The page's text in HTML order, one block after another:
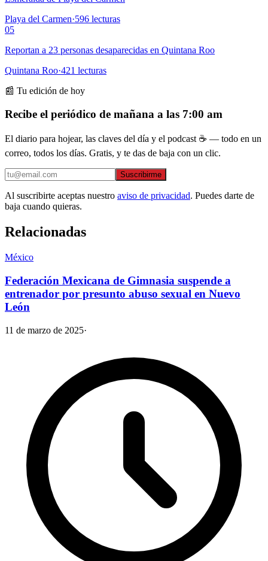
Playa del Carmen·596 lecturas
05
Reportan a 23 personas desaparecidas en Quintana Roo
Quintana Roo·421 lecturas
📰 Tu edición de hoy
Recibe el periódico de mañana a las 7:00 am
El diario para hojear, las claves del día y el podcast ☕ — todo en un
correo, todos los días. Gratis, y te das de baja con un clic.
Suscribirme
Al suscribirte aceptas nuestro aviso de privacidad. Puedes darte de
baja cuando quieras.
Relacionadas
México
Federación Mexicana de Gimnasia suspende a
entrenador por presunto abuso sexual en Nuevo
León
11 de marzo de 2025·